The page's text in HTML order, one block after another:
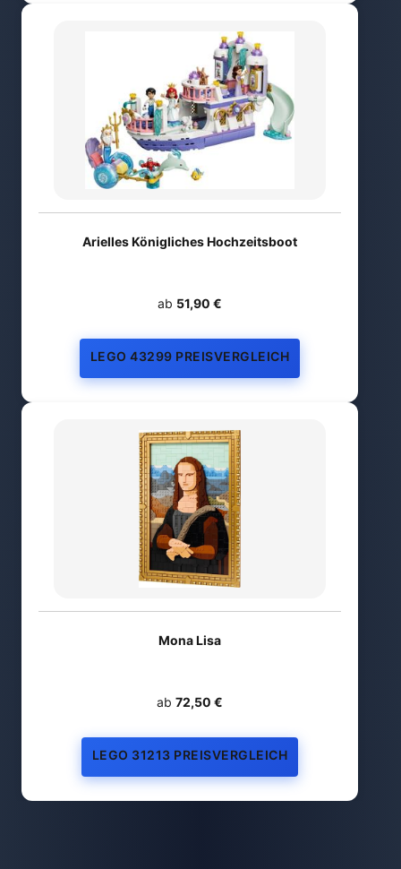
Arielles Königliches Hochzeitsboot
ab 51,90 €
LEGO 43299 PREISVERGLEICH
Mona Lisa
ab 72,50 €
LEGO 31213 PREISVERGLEICH